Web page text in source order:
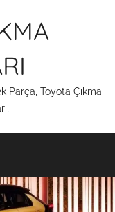
Parça, Toyota Çıkma